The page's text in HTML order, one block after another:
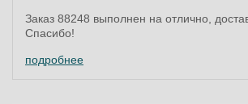
Заказ 88248 выполнен на отлично,
Спасибо!
подробнее